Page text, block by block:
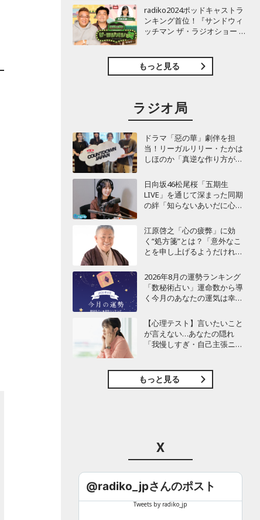
曜天国』インタビュー
radiko2024ポッドキャストラ
ンキング首位！『サンドウィ
ッチマン ザ・ラジオショー サ
もっと見る
ラジオ局
ドラマ「惡の華」劇伴を担
当！リーガルリリー・たかは
しほのか「真逆な作り方が面
ー」制作秘話も
日向坂46松尾桜「五期生
LIVE」を通じて深まった同期
の絆「知らないあいだに心の
江原啓之「心の疲弊」に効
く“処方箋”とは？「意外なこ
とを申し上げるようだけれ
2026年8月の運勢ランキング
「数秘術占い」運命数から導
く今月のあなたの運気は幸運
【心理テスト】言いたいこと
が言えない…あなたの隠れ
「我慢しすぎ・自己主張ニガ
もっと見る
X
@radiko_jpさんのポスト
Tweets by radiko_jp